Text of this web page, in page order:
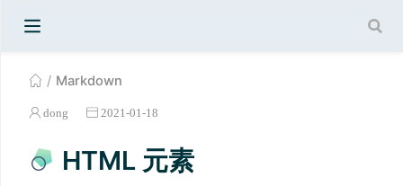
Markdown
dong 2021-01-18
HTML 元素